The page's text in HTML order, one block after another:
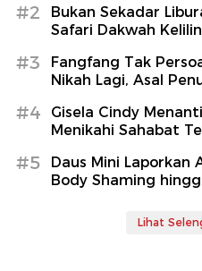
#2
Bukan Sekadar
Safari Dakwah
#3
Fangfang Tak
Nikah Lagi, Asal
#4
Gisela Cindy
Menikahi Sahabat
#5
Daus Mini Laporkan
Body Shaming
Lihat